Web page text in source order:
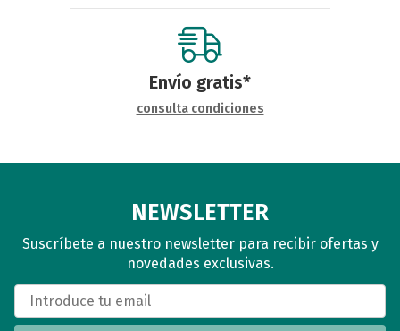
Envío gratis*
consulta condiciones
NEWSLETTER
Suscríbete a nuestro newsletter para recibir ofertas y
novedades exclusivas.